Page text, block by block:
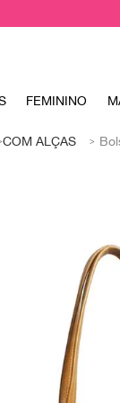
FEMININO
COM ALÇAS